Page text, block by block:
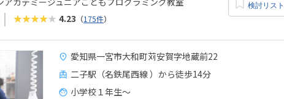
★★★★★ 4.23 （175件）
検討リス
愛知県一宮市大和町苅安賀字地蔵前22
二子駅（名鉄尾西線 ）から徒歩14分
小学校１年生〜